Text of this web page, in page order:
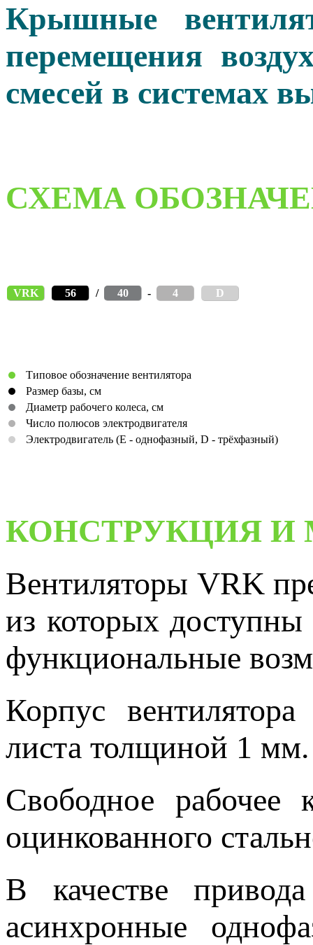
Крышные
перемещения
смесей в системах
СХЕМА
VRK 56 / 40 - 4 D
Типовое обозначение вентилятора
Размер базы, см
Диаметр рабочего колеса, см
Число полюсов электродвигателя
Электродвигатель (E - однофазный, D - трёхфазный)
КОНСТРУКЦИЯ И
Вентиляторы VRK
из которых
функциональные
Корпус
листа толщиной 1
Свободное рабочее
оцинкованного
В качестве
асинхронные